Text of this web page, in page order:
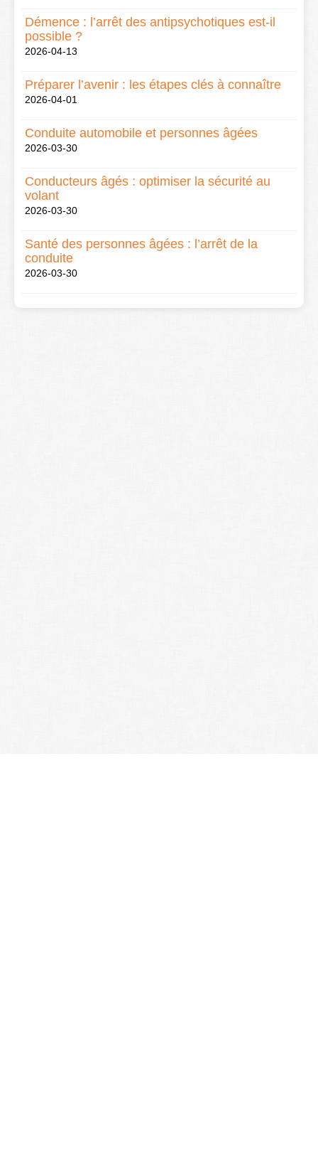
Démence : l’arrêt des antipsychotiques est-il
possible ?
2026-04-13
Préparer l’avenir : les étapes clés à connaître
2026-04-01
Conduite automobile et personnes âgées
2026-03-30
Conducteurs âgés : optimiser la sécurité au
volant
2026-03-30
Santé des personnes âgées : l’arrêt de la
conduite
2026-03-30